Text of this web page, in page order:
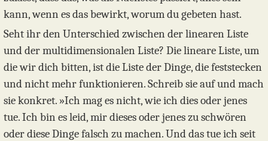
kann, wenn es das bewirkt, worum du gebeten hast.
Seht ihr den Unterschied zwischen der linearen Liste
und der multidimensionalen Liste? Die lineare Liste, um
die wir dich bitten, ist die Liste der Dinge, die feststecken
und nicht mehr funktionieren. Schreib sie auf und mach
sie konkret. »Ich mag es nicht, wie ich dies oder jenes
tue. Ich bin es leid, mir dieses oder jenes zu schwören
oder diese Dinge falsch zu machen. Und das tue ich seit